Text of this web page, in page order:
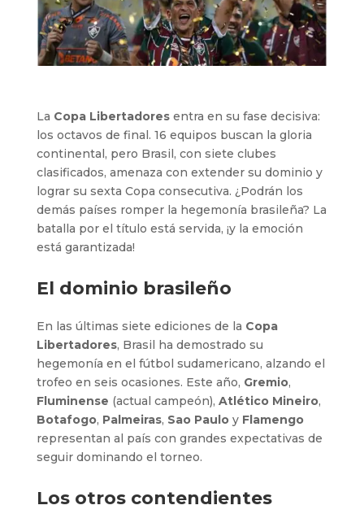
La Copa Libertadoresentra en su fase decisiva:
los octavos de final. 16 equipos buscan la gloria
continental, pero Brasil, con siete clubes
clasificados, amenaza con extender su dominio y
lograr su sexta Copa consecutiva. ¿Podrán los
demás países romper la hegemonía brasileña? La
batalla por el título está servida, ¡y la emoción
está garantizada!
El dominio brasileño
En las últimas siete ediciones de la Copa
Libertadores, Brasil ha demostrado su
hegemonía en el fútbol sudamericano, alzando el
trofeo en seis ocasiones. Este año, Gremio,
Fluminense (actual campeón), Atlético Mineiro,
Botafogo, Palmeiras, Sao Pauloy Flamengo
representan al país con grandes expectativas de
seguir dominando el torneo.
Los otros contendientes